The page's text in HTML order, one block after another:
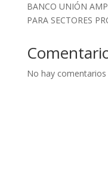
BANCO UNIÓN
PARA SECTORES
No hay